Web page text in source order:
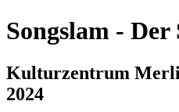
Songslam - Der
Kulturzentrum
2024